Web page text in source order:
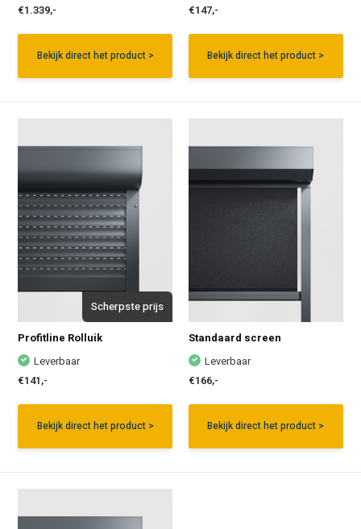
€1.339,-
Bekijk direct het product >
€147,-
Bekijk direct het product >
Scherpste prijs
Profitline Rolluik
Leverbaar
€141,-
Bekijk direct het product >
Standaard screen
Leverbaar
€166,-
Bekijk direct het product >